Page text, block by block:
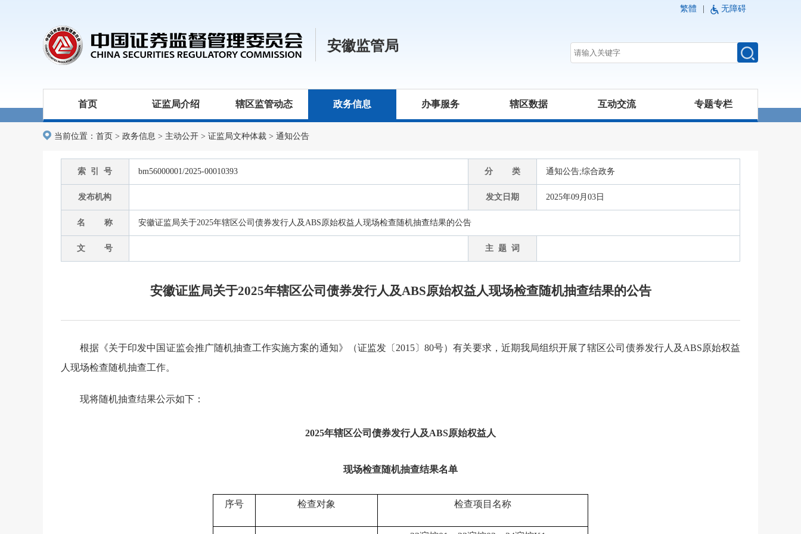
繁體 无障碍
安徽监管局
首页 证监局介绍 辖区监管动态 政务信息 办事服务 辖区数据 互动交流 专题专栏
当前位置： 首页 > 政务信息 > 主动公开 > 证监局文种体裁 > 通知公告
索 引 号 bm56000001/2025-00010393 分 类 通知公告;综合政务
发布机构 发文日期 2025年09月03日
名 称 安徽证监局关于2025年辖区公司债券发行人及ABS原始权益人现场检查随机抽查结果的公告
文 号 主 题 词
安徽证监局关于2025年辖区公司债券发行人及ABS原始权益人现场检查随机抽查结果的公告
根据《关于印发中国证监会推广随机抽查工作实施方案的通知》 （证监发〔2015〕80号）有关要求， 近期我局组织开展了辖区公司债券发行人及ABS原始权益
人现场检查随机抽查工作。
现将随机抽查结果公示如下：
2025年辖区公司债券发行人及ABS原始权益人
现场检查随机抽查结果名单
序号 检查对象 检查项目名称